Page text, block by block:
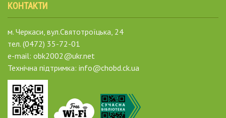
КОНТАКТИ
м. Черкаси, вул.Святотроїцька, 24
тел. (0472) 35-72-01
e-mail: obk2002@ukr.net
Технічна підтримка: info@chobd.ck.ua